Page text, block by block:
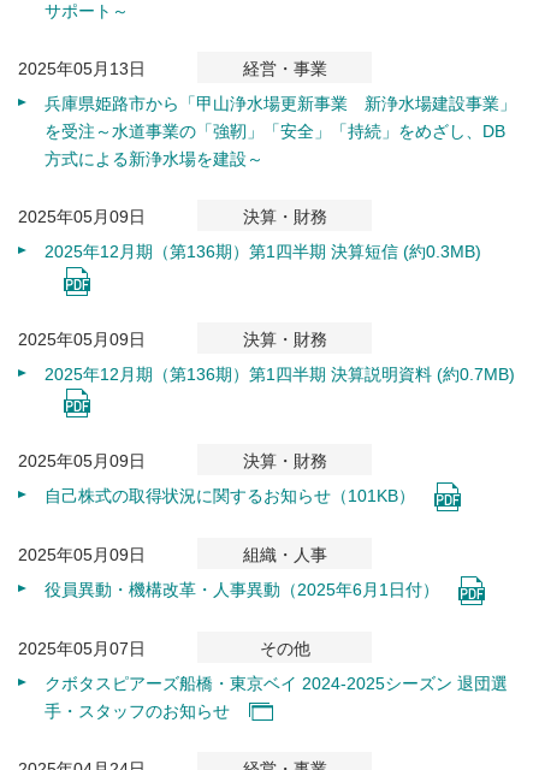
サポート～
2025年05月13日
経営・事業
兵庫県姫路市から「甲山浄水場更新事業 新浄水場建設事業」
を受注～水道事業の「強靭」「安全」「持続」をめざし、DB
方式による新浄水場を建設～
2025年05月09日
決算・財務
2025年12月期（第136期）第1四半期 決算短信 (約0.3MB)
2025年05月09日
決算・財務
2025年12月期（第136期）第1四半期 決算説明資料 (約0.7MB)
2025年05月09日
決算・財務
自己株式の取得状況に関するお知らせ（101KB）
2025年05月09日
組織・人事
役員異動・機構改革・人事異動（2025年6月1日付）
2025年05月07日
その他
クボタスピアーズ船橋・東京ベイ 2024-2025シーズン 退団選
手・スタッフのお知らせ